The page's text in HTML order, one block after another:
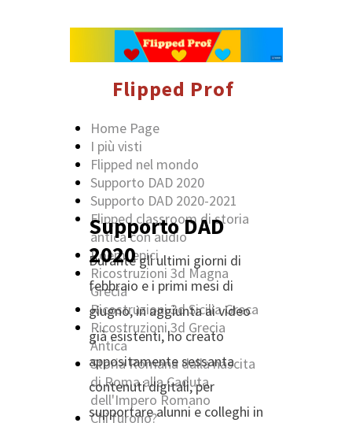
Supporto DAD
2020
Durante gli ultimi giorni di
febbraio e i primi mesi di
giugno, in aggiunta ai video
già esistenti, ho creato
appositamente sessanta
contenuti digitali, per
supportare alunni e colleghi in
Flipped Prof
Home Page
I più visti
Flipped nel mondo
Supporto DAD 2020
Supporto DAD 2020-2021
Flipped classroom di storia
antica con audio
Poemi epici
Ricostruzioni 3d Magna
Grecia
Ricostruzioni 3d Sicilia Greca
Ricostruzioni 3d Grecia
Antica
Storia Romana dalla nascita
di Roma alla Caduta
dell'Impero Romano
Chi furono?